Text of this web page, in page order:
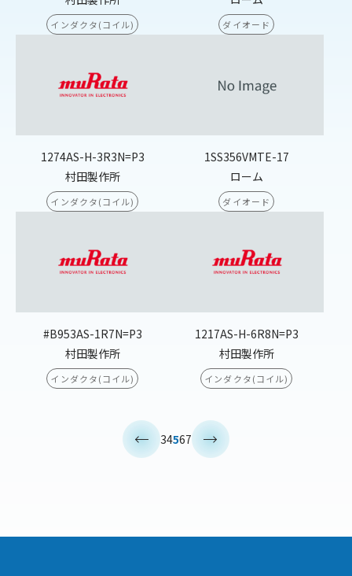
インダクタ(コイル) ダイオード
1274AS-H-3R3N=P3
村田製作所
インダクタ(コイル)
1SS356VMTE-17
ローム
ダイオード
#B953AS-1R7N=P3
村田製作所
インダクタ(コイル)
1217AS-H-6R8N=P3
村田製作所
インダクタ(コイル)
34567